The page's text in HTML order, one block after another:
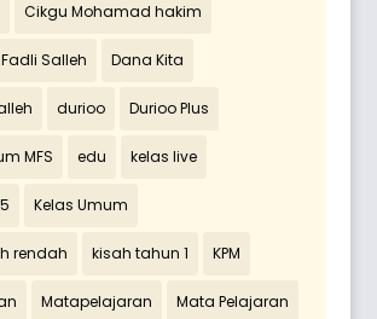
Cikgu Mohamad hakim
Salleh Dana Kita
durioo Durioo Plus
MFS edu kelas live
Kelas Umum
rendah kisah tahun 1 KPM
Matapelajaran Mata Pelajaran